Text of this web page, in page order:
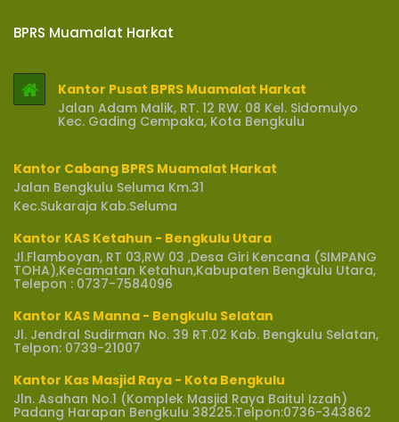
BPRS Muamalat Harkat
Kantor Pusat BPRS Muamalat Harkat
Jalan Adam Malik, RT. 12 RW. 08 Kel. Sidomulyo
Kec. Gading Cempaka, Kota Bengkulu
Kantor Cabang BPRS Muamalat Harkat
Jalan Bengkulu Seluma Km.31
Kec.Sukaraja Kab.Seluma
Kantor KAS Ketahun - Bengkulu Utara
Jl.Flamboyan, RT 03,RW 03 ,Desa Giri Kencana (SIMPANG
TOHA),Kecamatan Ketahun,Kabupaten Bengkulu Utara,
Telepon : 0737-7584096
Kantor KAS Manna - Bengkulu Selatan
Jl. Jendral Sudirman No. 39 RT.02 Kab. Bengkulu Selatan,
Telpon: 0739-21007
Kantor Kas Masjid Raya - Kota Bengkulu
Jln. Asahan No.1 (Komplek Masjid Raya Baitul Izzah)
Padang Harapan Bengkulu 38225.Telpon:0736-343862